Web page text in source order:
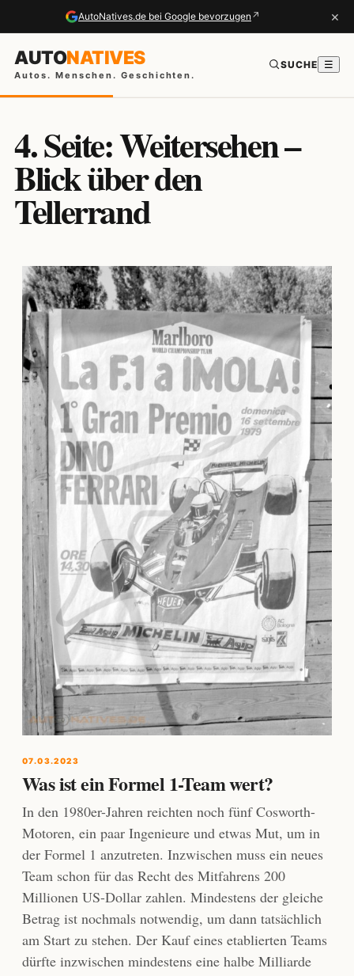
AutoNatives.de bei Google bevorzugen ↗ ×
AUTONATIVES
Autos. Menschen. Geschichten.
SUCHE ☰
4. Seite: Weitersehen –
Blick über den
Tellerrand
07.03.2023
Was ist ein Formel 1-Team wert?
In den 1980er-Jahren reichten noch fünf Cosworth-
Motoren, ein paar Ingenieure und etwas Mut, um in
der Formel 1 anzutreten. Inzwischen muss ein neues
Team schon für das Recht des Mitfahrens 200
Millionen US-Dollar zahlen. Mindestens der gleiche
Betrag ist nochmals notwendig, um dann tatsächlich
am Start zu stehen. Der Kauf eines etablierten Teams
dürfte inzwischen mindestens eine halbe Milliarde